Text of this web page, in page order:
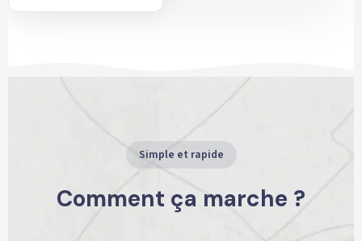
Simple et rapide
Comment ça marche ?